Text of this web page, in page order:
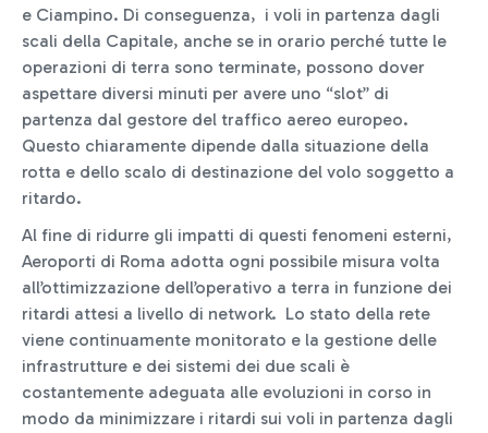
e Ciampino. Di conseguenza, i voli in partenza dagli
scali della Capitale, anche se in orario perché tutte le
operazioni di terra sono terminate, possono dover
aspettare diversi minuti per avere uno “slot” di
partenza dal gestore del traffico aereo europeo.
Questo chiaramente dipende dalla situazione della
rotta e dello scalo di destinazione del volo soggetto a
ritardo.
Al fine di ridurre gli impatti di questi fenomeni esterni,
Aeroporti di Roma adotta ogni possibile misura volta
all’ottimizzazione dell’operativo a terra in funzione dei
ritardi attesi a livello di network. Lo stato della rete
viene continuamente monitorato e la gestione delle
infrastrutture e dei sistemi dei due scali è
costantemente adeguata alle evoluzioni in corso in
modo da minimizzare i ritardi sui voli in partenza dagli